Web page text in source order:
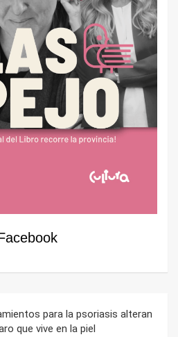
para la psoriasis alteran
que vive en la piel